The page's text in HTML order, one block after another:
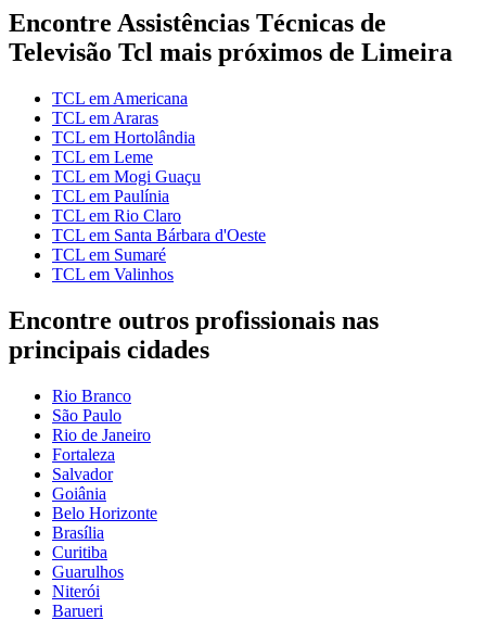
Encontre Assistências Técnicas de
Televisão Tcl mais próximos de Limeira
TCL em Americana
TCL em Araras
TCL em Hortolândia
TCL em Leme
TCL em Mogi Guaçu
TCL em Paulínia
TCL em Rio Claro
TCL em Santa Bárbara d'Oeste
TCL em Sumaré
TCL em Valinhos
Encontre outros profissionais nas
principais cidades
Rio Branco
São Paulo
Rio de Janeiro
Fortaleza
Salvador
Goiânia
Belo Horizonte
Brasília
Curitiba
Guarulhos
Niterói
Barueri